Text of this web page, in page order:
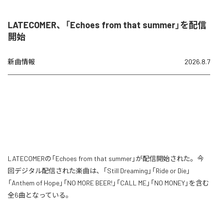
LATECOMER、「Echoes from that summer」を配信
開始
新曲情報 2026.8.7
LATECOMERの「Echoes from that summer」が配信開始された。今
回デジタル配信された楽曲は、「Still Dreaming」「Ride or Die」
「Anthem of Hope」「NO MORE BEER!」「CALL ME」「NO MONEY」を含む
全6曲となっている。